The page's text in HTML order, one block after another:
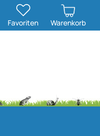
Favoriten Warenkorb